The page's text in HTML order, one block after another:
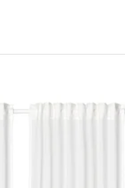
린/., 210x250 cm
이트핑크/., 210x250 cm